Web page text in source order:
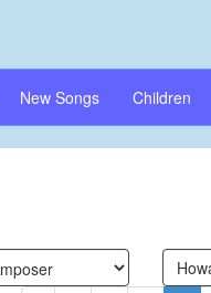
New Songs Children